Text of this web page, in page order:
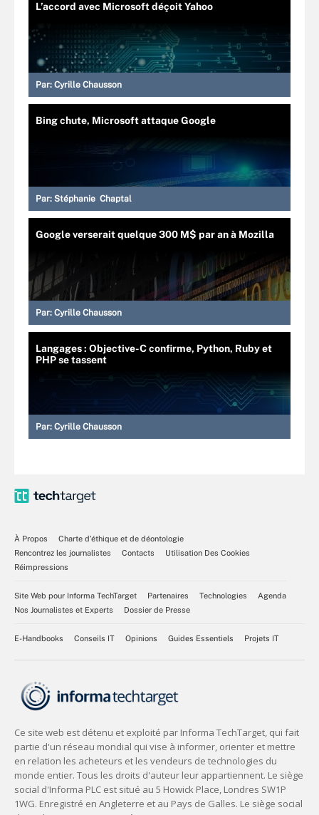
L’accord avec Microsoft déçoit Yahoo
Par: Cyrille Chausson
Bing chute, Microsoft attaque Google
Par: Stéphanie Chaptal
Google verserait quelque 300 M$ par an à Mozilla
Par: Cyrille Chausson
Langages : Objective-C confirme, Python, Ruby et
PHP se tassent
Par: Cyrille Chausson
À Propos
Charte d’éthique et de déontologie
Rencontrez les journalistes
Contacts
Utilisation Des Cookies
Réimpressions
Site Web pour Informa TechTarget Partenaires Technologies
Agenda
Nos Journalistes et Experts
Dossier de Presse
E-Handbooks Conseils IT Opinions Guides Essentiels Projets IT